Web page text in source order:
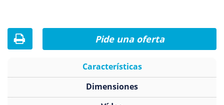
Pide una oferta
Características
Dimensiones